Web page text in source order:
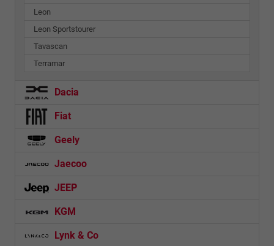
Leon
Leon Sportstourer
Tavascan
Terramar
Dacia
Fiat
Geely
Jaecoo
JEEP
KGM
Lynk & Co